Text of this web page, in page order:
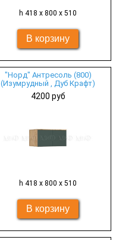
h 418 х 800 х 510
"Норд" Антресоль (800)
(Изумрудный , Дуб Крафт)
4200 руб
h 418 х 800 х 510